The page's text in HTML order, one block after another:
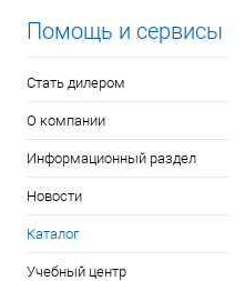
Помощь и сервисы
Стать дилером
О компании
Информационный раздел
Новости
Каталог
Учебный центр